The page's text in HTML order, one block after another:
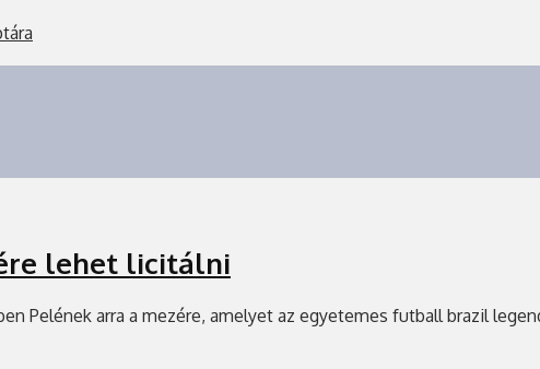
lehet licitálni
Pelének arra a mezére, amelyet az egyetemes futball brazil